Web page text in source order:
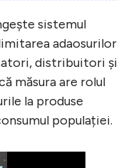
sistemul
adaosurilor
distribuitori și
măsura are rolul
la produse
populației.